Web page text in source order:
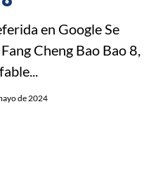
en Google Se
Cheng Bao Bao 8,
de 2024